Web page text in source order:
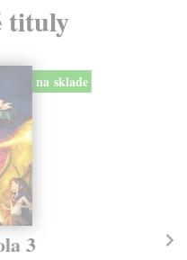
tituly
na sklade
3